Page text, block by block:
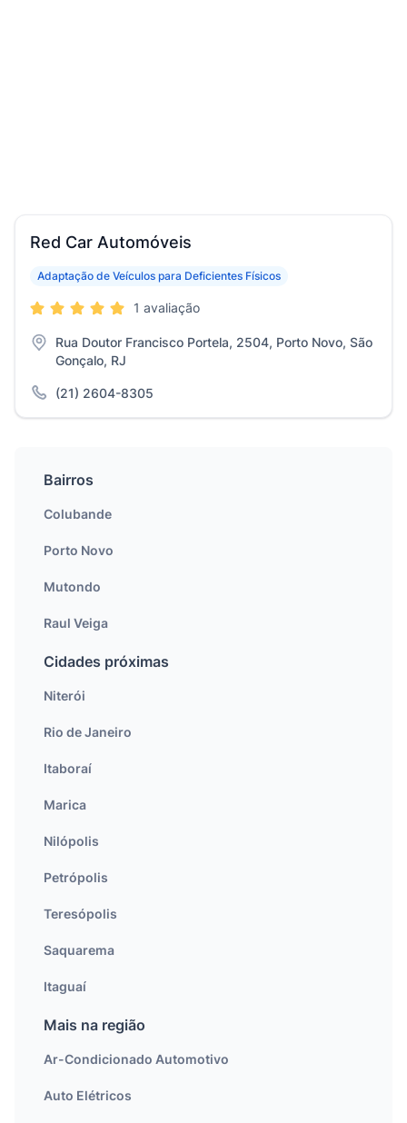
Red Car Automóveis
Adaptação de Veículos para Deficientes Físicos
1 avaliação
Rua Doutor Francisco Portela, 2504, Porto Novo, São
Gonçalo, RJ
(21) 2604-8305
Bairros
Colubande
Porto Novo
Mutondo
Raul Veiga
Cidades próximas
Niterói
Rio de Janeiro
Itaboraí
Marica
Nilópolis
Petrópolis
Teresópolis
Saquarema
Itaguaí
Mais na região
Ar-Condicionado Automotivo
Auto Elétricos